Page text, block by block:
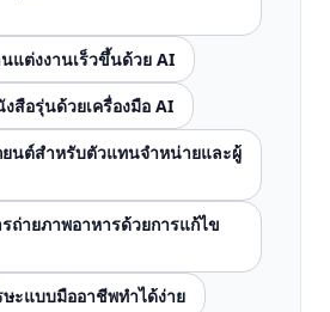
แต่งงานเร็วขึ้นด้วย AI
สือรุ่นด้วยเครื่องมือ AI
นต์สำหรับตัวแทนจำหน่ายและผู้
ถ่ายภาพอาหารด้วยการแก้ไข
ะแบบมืออาชีพทำได้ง่าย